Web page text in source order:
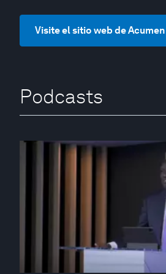
Visite el sitio web de Acumen
Podcasts